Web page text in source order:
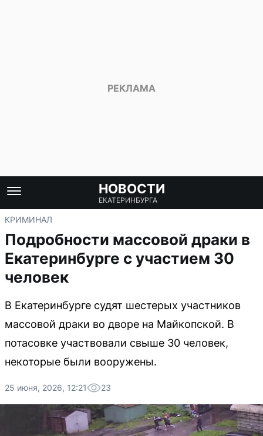
НОВОСТИ
ЕКАТЕРИНБУРГА
КРИМИНАЛ
Подробности массовой драки в
Екатеринбурге с участием 30
человек
В Екатеринбурге судят шестерых участников
массовой драки во дворе на Майкопской. В
потасовке участвовали свыше 30 человек,
некоторые были вооружены.
25 июня, 2026, 12:21 23